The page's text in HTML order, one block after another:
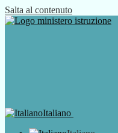
Salta al contenuto
Italiano